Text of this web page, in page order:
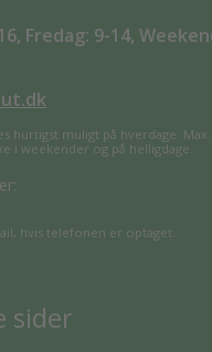
Fredag: 9-14,
hurtigst muligt på hverdage.
i weekender og på helligdage.
hvis telefonen er optaget.
sider